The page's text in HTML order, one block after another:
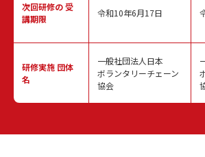
次回研修の受
講期限
研修実施 団体
名
令和10年6月17日
一般社団法人日本
ボランタリーチェーン
協会